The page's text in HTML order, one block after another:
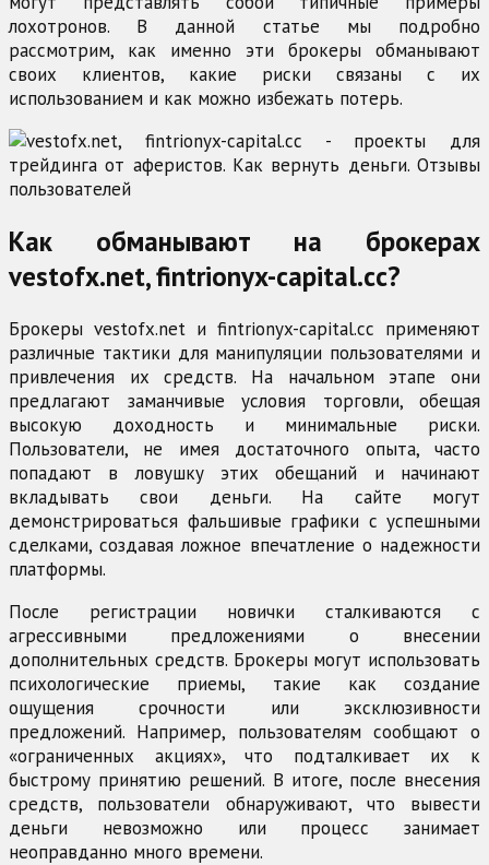
лохотронов. В данной статье мы подробно
рассмотрим, как именно эти брокеры обманывают
своих клиентов, какие риски связаны с их
использованием и как можно избежать потерь.
Как обманывают на брокерах
vestofx.net, fintrionyx-capital.cc?
Брокеры vestofx.net и fintrionyx-capital.cc применяют
различные тактики для манипуляции пользователями и
привлечения их средств. На начальном этапе они
предлагают заманчивые условия торговли, обещая
высокую доходность и минимальные риски.
Пользователи, не имея достаточного опыта, часто
попадают в ловушку этих обещаний и начинают
вкладывать свои деньги. На сайте могут
демонстрироваться фальшивые графики с успешными
сделками, создавая ложное впечатление о надежности
платформы.
После регистрации новички сталкиваются с
агрессивными предложениями о внесении
дополнительных средств. Брокеры могут использовать
психологические приемы, такие как создание
ощущения срочности или эксклюзивности
предложений. Например, пользователям сообщают о
«ограниченных акциях», что подталкивает их к
быстрому принятию решений. В итоге, после внесения
средств, пользователи обнаруживают, что вывести
деньги невозможно или процесс занимает
неоправданно много времени.